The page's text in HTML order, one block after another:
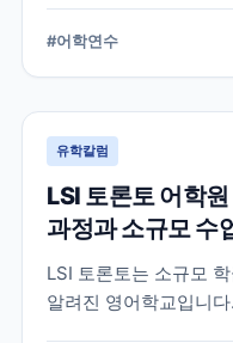
#어학연수
유학칼럼
LSI 토론토 어학
과정과 소규모 수
LSI 토론토는 소규모
알려진 영어학교입니